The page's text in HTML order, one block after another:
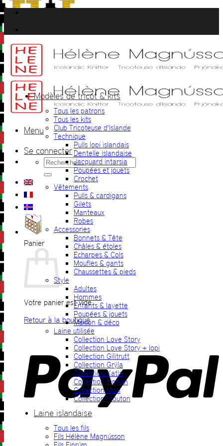
Passer
au
contenu
Menu
Se connecter
Recherche
pour :
Panier
Votre panier est vide.
Retour à la boutique
Modèles de tricot & kits
Tous les patrons
Tous les kits
Club Tricoteuse d’Islande
Technique
Pulls lopi islandais
Dentelle islandaise
Jacquard intarsia
Poupées et jouets
Crochet
Vêtements
Pulls & cardigans
Gilets
Manteaux
Robes
Accessories
Bonnets & Tête
Châles & étoles
Echarpes & Cols
Moufles & gants
Chaussettes & pieds
Style
Adultes
Hommes
Enfants & layette
Poupées & jouets
Maison & déco
Laine utilisée
Collection Love Story
Collection Love Story + lopi
Collection Gilitrutt
Collection Grýla
Collection Katla
Collection Einrúm
Collection Mosi
Collection mouton
Laine islandaise
Tous les fils
Fils Hélène Magnússon